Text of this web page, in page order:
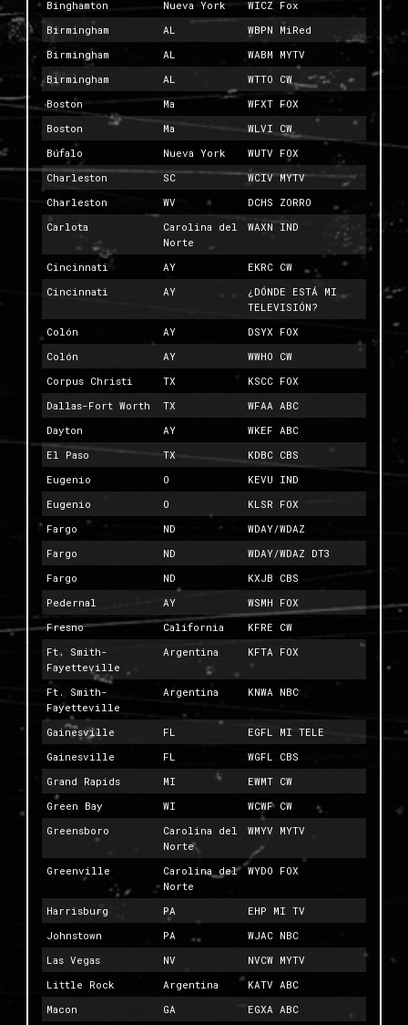
Binghamton
Nueva York
WICZ Fox
Birmingham
AL
WBPN MiRed
Birmingham
AL
WABM MYTV
Birmingham
AL
WTTO CW
Boston
Ma
WFXT FOX
Boston
Ma
WLVI CW
Búfalo
Nueva York
WUTV FOX
Charleston
SC
WCIV MYTV
Charleston
WV
DCHS ZORRO
Carlota
Carolina del
Norte
WAXN IND
Cincinnati AY
EKRC CW
Cincinnati
AY
¿DÓNDE ESTÁ MI
TELEVISIÓN?
Colón
AY
DSYX FOX
Colón
AY
WWHO CW
Corpus Christi
TX
KSCC FOX
Dallas-Fort Worth
TX
WFAA ABC
Dayton
AY
WKEF ABC
El Paso
TX
KDBC CBS
Eugenio
O
KEVU IND
Eugenio
O
KLSR FOX
Fargo
ND
WDAY/WDAZ
Fargo
ND
WDAY/WDAZ DT3
Fargo
ND
KXJB CBS
Pedernal
AY
WSMH FOX
Fresno
California
KFRE CW
Ft. Smith-
Fayetteville
Argentina KFTA FOX
Ft. Smith-
Fayetteville
Argentina KNWA NBC
Gainesville FL
EGFL MI TELE
Gainesville
FL
WGFL CBS
Grand Rapids
MI
EWMT CW
Green Bay
WI
WCWF CW
Greensboro
Carolina del
Norte
WMYV MYTV
Greenville
Carolina del
Norte
WYDO FOX
Harrisburg PA
EHP MI TV
Johnstown
PA
WJAC NBC
Las Vegas
NV
NVCW MYTV
Little Rock
Argentina
KATV ABC
Macon
GA
EGXA ABC